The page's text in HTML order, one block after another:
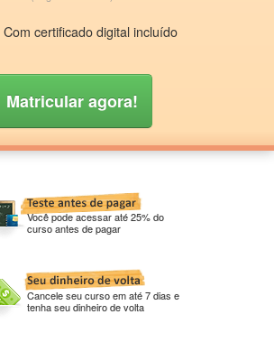
Com certificado digital incluído
Matricular agora!
Você pode acessar até 25% do
curso antes de pagar
Cancele seu curso em até 7 dias e
tenha seu dinheiro de volta